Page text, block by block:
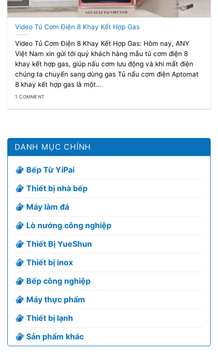
Video Tủ Cơm Điện 8 Khay Kết Hợp Gas
Video Tủ Cơm Điện 8 Khay Kết Hợp Gas: Hôm nay, ANY
Việt Nam xin gửi tới quý khách hàng mẫu tủ cơm điện 8
khay kết hợp gas, giúp nấu cơm lưu động và khi mất điện
chúng ta chuyển sang dùng gas Tủ nấu cơm điện Aptomat
8 khay kết hợp gas là một...
1 COMMENT
DANH MỤC CHÍNH
Bếp Từ YiPai
Thiết bị nhà bếp
Máy làm đá
Lò nướng công nghiệp
Thiết Bị YueShun
Thiết bị inox
Bếp công nghiệp
Máy thực phẩm
Thiết bị lạnh
Sản phẩm khác